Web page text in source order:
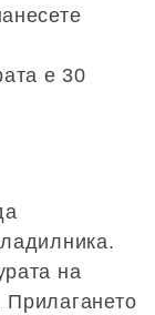
е 30
на